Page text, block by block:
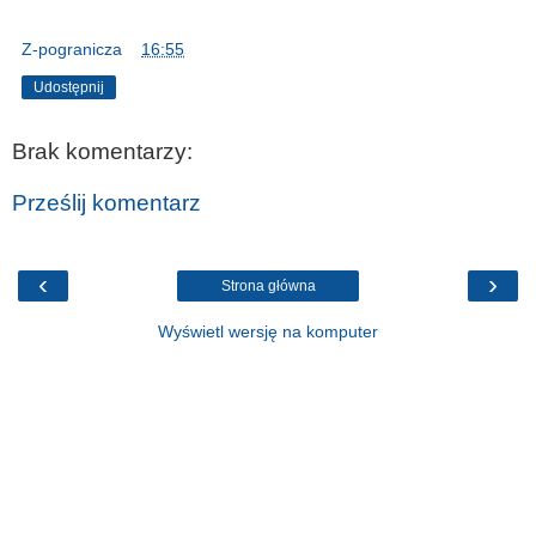
Z-pogranicza 16:55
Udostępnij
Brak komentarzy:
Prześlij komentarz
‹ ›
Strona główna
Wyświetl wersję na komputer